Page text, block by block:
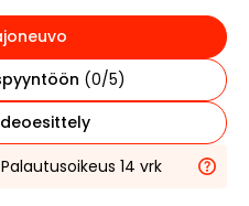
(0/5)
Palautusoikeus 14 vrk